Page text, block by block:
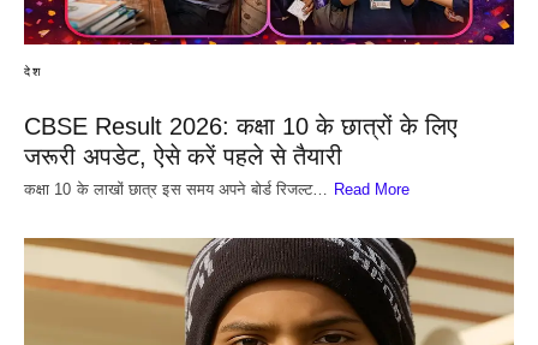
देश
CBSE Result 2026: कक्षा 10 के छात्रों के लिए
जरूरी अपडेट, ऐसे करें पहले से तैयारी
कक्षा 10 के लाखों छात्र इस समय अपने बोर्ड रिजल्ट… Read More